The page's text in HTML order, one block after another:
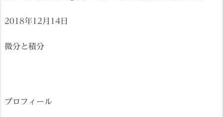
2018年12月14日
微分と積分
プロフィール